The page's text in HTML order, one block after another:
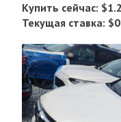
Купить сейчас:
Текущая ставка: $0